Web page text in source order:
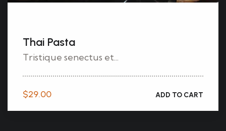
Thai Pasta
Tristique senectus et...
$29.00 ADD TO CART